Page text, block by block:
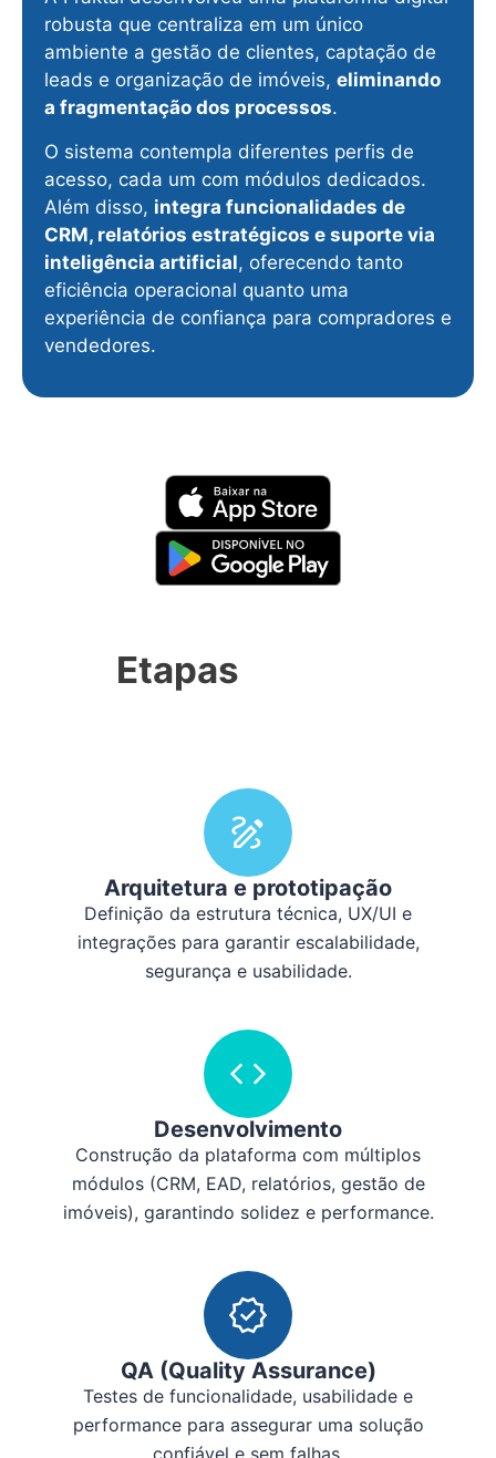
robusta que centraliza em um único
ambiente a gestão de clientes, captação de
leads e organização de imóveis, eliminando
a fragmentação dos processos.
O sistema contempla diferentes perfis de
acesso, cada um com módulos dedicados.
Além disso, integra funcionalidades de
CRM, relatórios estratégicos e suporte via
inteligência artificial, oferecendo tanto
eficiência operacional quanto uma
experiência de confiança para compradores e
vendedores.
Etapas
Arquitetura e prototipação
Definição da estrutura técnica, UX/UI e
integrações para garantir escalabilidade,
segurança e usabilidade.
Desenvolvimento
Construção da plataforma com múltiplos
módulos (CRM, EAD, relatórios, gestão de
imóveis), garantindo solidez e performance.
QA (Quality Assurance)
Testes de funcionalidade, usabilidade e
performance para assegurar uma solução
confiável e sem falhas.